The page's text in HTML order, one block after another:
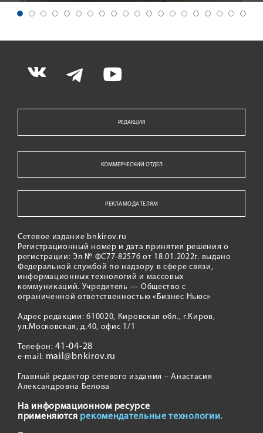
РЕДАКЦИЯ
КОММЕРЧЕСКИЙ ОТДЕЛ
РЕКЛАМОДАТЕЛЯМ
Сетевое издание bnkirov.ru
Регистрационный номер и дата принятия решения о
регистрации: Эл № ФС77-82576 от 18.01.2022г. выдано
Федеральной службой по надзору в сфере связи,
информационных технологий и массовых
коммуникаций. Учредитель — Общество с
ограниченной ответственностью «Бизнес Ньюс»
Адрес редакции: 610020, Кировская обл., г.Киров,
ул.Московская, д.40, офис 1/1
Телефон:41-04-28
e-mail: mail@bnkirov.ru
Главный редактор сетевого издания – Анастасия
Александровна Белова
На информационном ресурсе
применяются рекомендательные технологии.